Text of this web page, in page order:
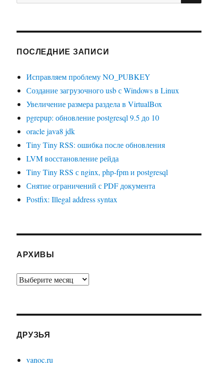
командной
ПОСЛЕДНИЕ ЗАПИСИ
Исправляем проблему NO_PUBKEY
Создание загрузочного usb с Windows в Linux
Увеличение размера раздела в VirtualBox
pgrepup: обновление postgresql 9.5 до 10
oracle java8 jdk
Tiny Tiny RSS: ошибка после обновления
LVM восстановление рейда
Tiny Tiny RSS с nginx, php-fpm и postgresql
Снятие ограничений с PDF документа
Postfix: Illegal address syntax
АРХИВЫ
Архивы
ДРУЗЬЯ
vanoc.ru